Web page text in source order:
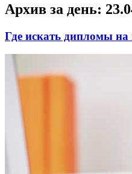
Архив за день:
Где искать дипломы на